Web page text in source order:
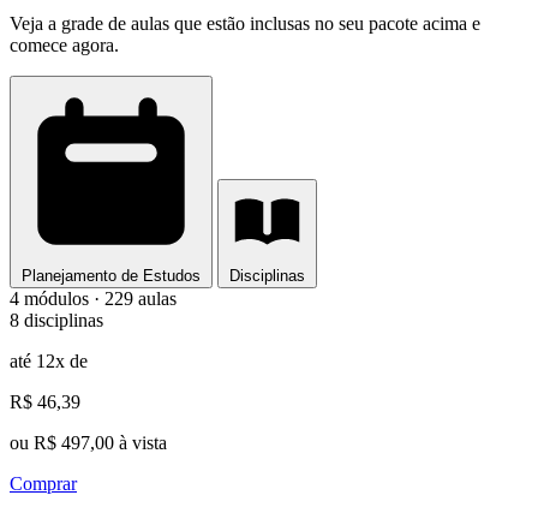
Veja a grade de aulas que estão inclusas no seu pacote acima e
comece agora.
Planejamento de Estudos Disciplinas
4 módulos · 229 aulas
8 disciplinas
até 12x de
R$ 46,39
ou R$ 497,00 à vista
Comprar